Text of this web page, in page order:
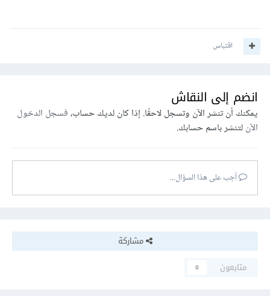
اقتباس
انضم إلى النقاش
يمكنك أن تنشر الآن وتسجل لاحقًا. إذا كان لديك حساب،فسجل الدخول
الآنلتنشر باسم حسابك.
أجب على هذا السؤال...
مشاركة
متابعون
0